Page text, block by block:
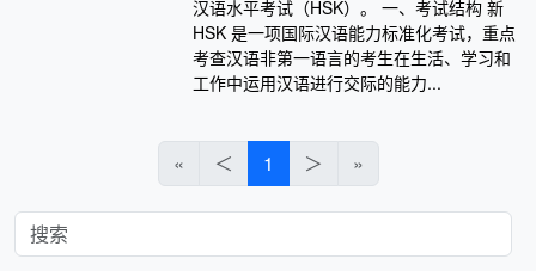
汉语水平考试（HSK）。 一、考试结构 新
HSK 是一项国际汉语能力标准化考试，重点
考查汉语非第一语言的考生在生活、学习和
工作中运用汉语进行交际的能力...
« ＜ 1 ＞ »